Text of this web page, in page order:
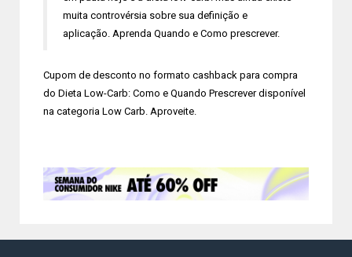
muita controvérsia sobre sua definição e
aplicação. Aprenda Quando e Como prescrever.
Cupom de desconto no formato cashback para compra
do Dieta Low-Carb: Como e Quando Prescrever disponível
na categoria Low Carb. Aproveite.